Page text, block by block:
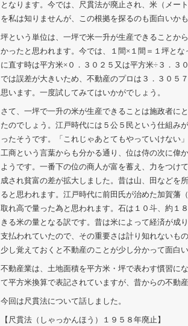
となります。今では、尺貫法が廃止され、米（メー
を私は知りませんが、この根拠を探るのも面白いかも
坪という単位は、一坪で米一升が生産できることか
かったと思われます。今では、１間×１間＝１坪と
に直す時は平方米×０．３０２５又は平方米÷３．３
では誤差が大きいため、不動産のプロは３．３０５
思います。一度試してみてはいかがでしょう。
さて、一坪で一升の米が生産できることは施政者に
たのでしょう。江戸時代には５公５民という仕組み
ったそうです。「これじゃあとてもやっていけない
工商という言葉からも分かる通り、位は侍の次に偉
ようです。一番下の位の商人が富を蓄え、力をつけ
成され貧富の差が拡大しました。昔は山、田などを
ると思われます。江戸時代に前田氏が治めた加賀藩
取れ高で量った為と思われます。石は１０斗、約１
きる米の量となる訳です。昔は米によって経済が成
支払われていたので、その重要さは計り知れないも
少し覚えておくと不動産のことが少し分かって面白
不動産業は、土地面積を平方米・坪で表わす慣習に
て平方米換算で表記されていますが、昔からの不動
今回は尺貫法について話しました。
【尺貫法（しゃっかんほう）１９５８年廃止】